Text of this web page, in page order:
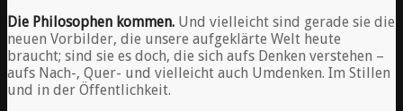
Die Philosophen kommen. Und vielleicht sind gerade sie die
neuen Vorbilder, die unsere aufgeklärte Welt heute
braucht; sind sie es doch, die sich aufs Denken verstehen –
aufs Nach-, Quer- und vielleicht auch Umdenken. Im Stillen
und in der Öffentlichkeit.